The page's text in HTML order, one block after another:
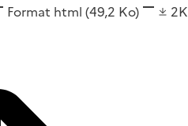
Format html (49,2 Ko) 2K